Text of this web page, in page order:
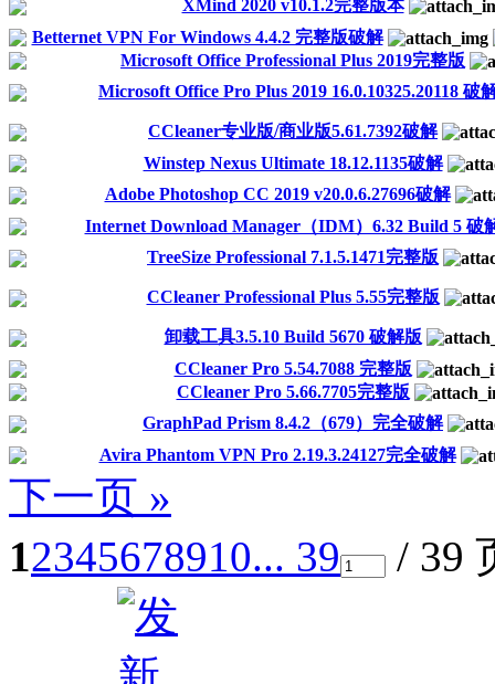
XMind 2020 v10.1.2完整版本
Betternet VPN For Windows 4.4.2 完整版破解
Microsoft Office Professional Plus 2019完整版
Microsoft Office Pro Plus 2019 16.0.10325.20118 破
CCleaner专业版/商业版5.61.7392破解
Winstep Nexus Ultimate 18.12.1135破解
Adobe Photoshop CC 2019 v20.0.6.27696破解
Internet Download Manager（IDM）6.32 Build 5 破
TreeSize Professional 7.1.5.1471完整版
CCleaner Professional Plus 5.55完整版
卸载工具3.5.10 Build 5670 破解版
CCleaner Pro 5.54.7088 完整版
CCleaner Pro 5.66.7705完整版
GraphPad Prism 8.4.2（679）完全破解
Avira Phantom VPN Pro 2.19.3.24127完全破解
下一页 »
12345678910... 39 / 39